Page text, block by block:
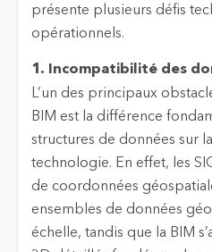
présente plusieurs défis
opérationnels.
1. Incompatibilité des
L’un des principaux
BIM est la différence
structures de données sur
technologie. En effet, les
de coordonnées
ensembles de données
échelle, tandis que la BIM